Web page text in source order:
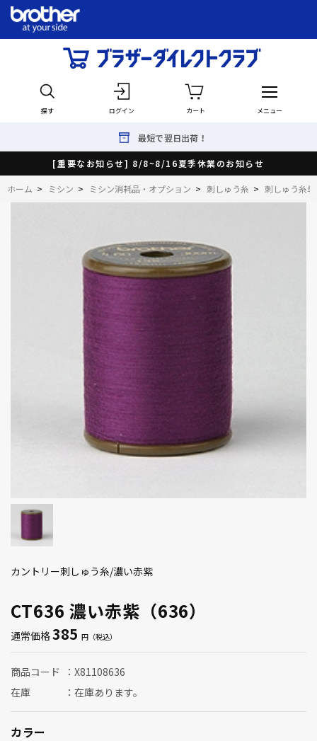
探す ログイン カート メニュー
最短で翌日出荷！
[重要なお知らせ] 8/8~8/16夏季休業のお知らせ
ホーム > ミシン > ミシン消耗品・オプション > 刺しゅう糸 > 刺しゅう糸
CT636 濃い赤紫（636）
カントリー刺しゅう糸/濃い赤紫
通常価格385
商品コード
X81108636
在庫
在庫あります。
カラー